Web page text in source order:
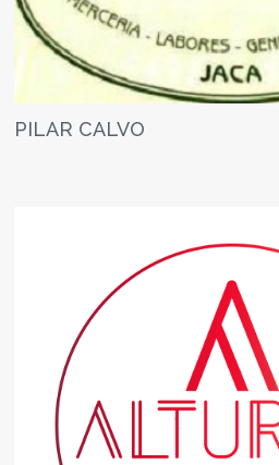
PILAR CALVO